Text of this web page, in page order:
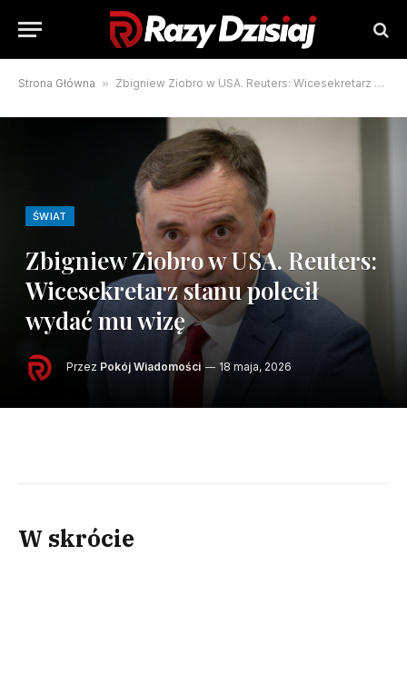
Strona Główna » Zbigniew Ziobro w USA. Reuters: Wicesekretarz stanu polecił wydać mu wizę
ŚWIAT
Zbigniew Ziobro w USA. Reuters:
Wicesekretarz stanu polecił
wydać mu wizę
Przez Pokój Wiadomości 18 maja, 2026
W skrócie